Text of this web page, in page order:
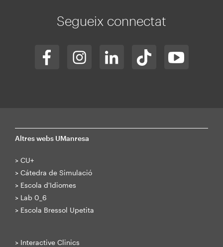
Segueix connectat
Altres webs UManresa
> CU+
> Cátedra de Simulació
> Escola d'Idiomes
> Lab 0_6
> Escola Bressol Upetita
> Interactive Clinics